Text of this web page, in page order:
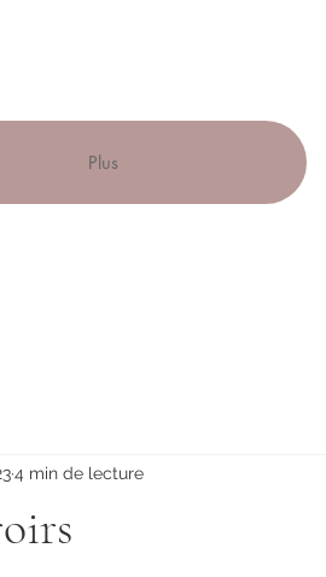
Plus
4 min de lecture